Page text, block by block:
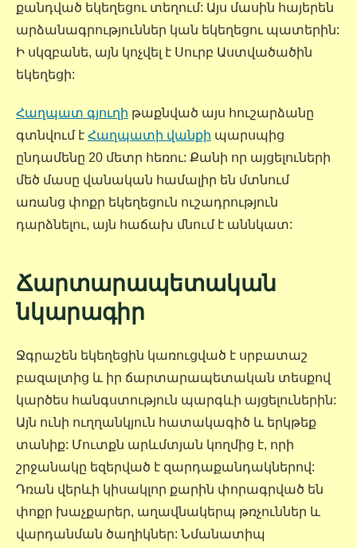
քանդված եկեղեցու տեղում: Այս մասին հայերեն
արձանագրություններ կան եկեղեցու պատերին:
Ի սկզբանե, այն կոչվել է Սուրբ Աստվածածին
եկեղեցի:
Հաղպատ գյուղի թաքնված այս հուշարձանը
գտնվում է Հաղպատի վանքի պարսպից
ընդամենը 20 մետր հեռու: Քանի որ այցելուների
մեծ մասը վանական համալիր են մտնում
առանց փոքր եկեղեցուն ուշադրություն
դարձնելու, այն հաճախ մնում է աննկատ:
Ճարտարապետական
նկարագիր
Ջգրաշեն եկեղեցին կառուցված է սրբատաշ
բազալտից և իր ճարտարապետական տեսքով
կարծես հանգստություն պարգևի այցելուներին:
Այն ունի ուղղանկյուն հատակագիծ և երկթեք
տանիք: Մուտքն արևմտյան կողմից է, որի
շրջանակը եզերված է զարդաքանդակներով:
Դռան վերևի կիսակլոր քարին փորագրված են
փոքր խաչքարեր, աղավնակերպ թռչուններ և
վարդանման ծաղիկներ: Նմանատիպ